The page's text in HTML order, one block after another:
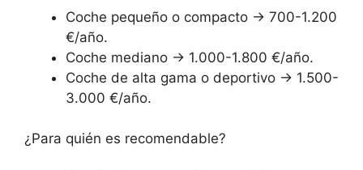
Coche pequeño o compacto → 700-1.200
€/año.
Coche mediano → 1.000-1.800 €/año.
Coche de alta gama o deportivo → 1.500-
3.000 €/año.
¿Para quién es recomendable?